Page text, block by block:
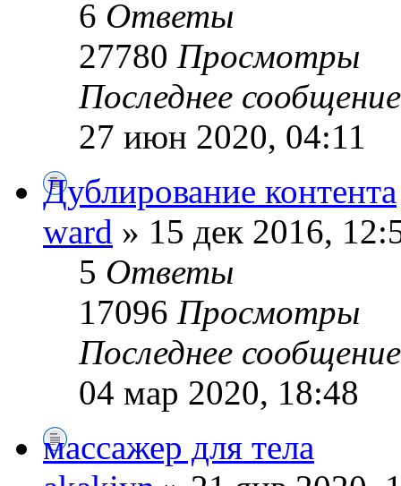
6 Ответы
27780 Просмотры
Последнее
27 июн 2020, 04:11
Дублирование контента
ward » 15 дек 2016,
5 Ответы
17096 Просмотры
Последнее
04 мар 2020, 18:48
массажер для тела